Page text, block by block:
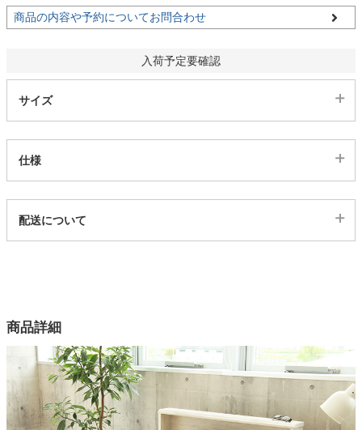
収納用品
キッチン用品
家電・照明器具
タワー
商品の内容や予約についてお問合わせ
入荷予定要確認
サイズ
仕様
558484
3色
素材
綿100%
目付
配送について
商品詳細